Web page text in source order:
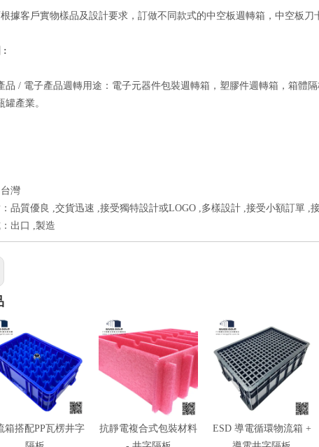
據客戶實物樣品及設計要求，訂做不同款式的中空板週轉箱，中空板刀
:
品 / 電子產品週轉用途：電子元器件包裝週轉箱，塑膠件週轉箱，箱體隔
罐產業。
灣
品質優良 ,交貨迅速 ,接受獨特設計或LOGO ,多樣設計 ,接受小額訂單 ,
出口 ,製造
箱搭配PP瓦楞井字
抗靜電複合式包裝材料
ESD 導電循環物流箱 +